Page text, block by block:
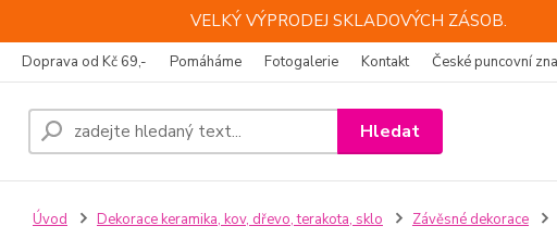
VELKÝ VÝPRODEJ SKLADOVÝCH ZÁSOB.
Doprava od Kč 69,- Pomáháme Fotogalerie Kontakt České puncovní
Hledat
Úvod Dekorace keramika, kov, dřevo, terakota, sklo Závěsné dekorace